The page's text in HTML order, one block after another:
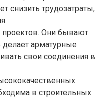
снизить трудозатраты,
проектов. Они бывают
делает арматурные
свои соединения в
в строительных